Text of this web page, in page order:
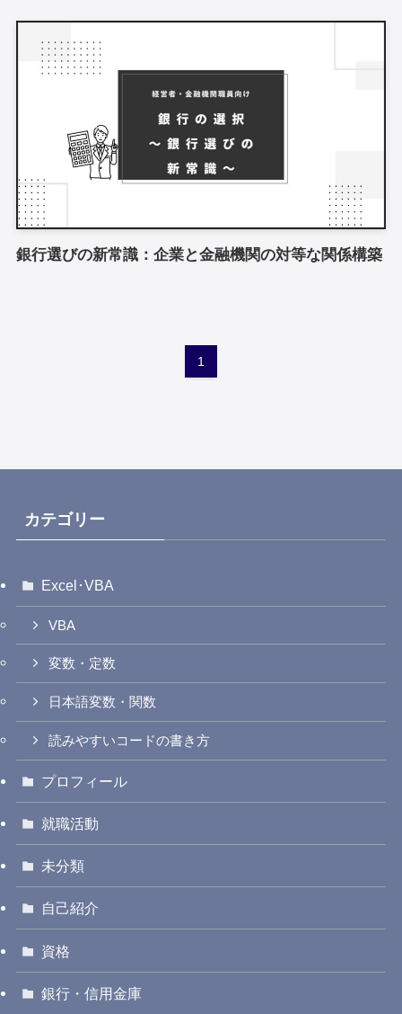
銀行選びの新常識：企業と金融機関の対等な関係構築
1
カテゴリー
Excel･VBA
VBA
変数・定数
日本語変数・関数
読みやすいコードの書き方
プロフィール
就職活動
未分類
自己紹介
資格
銀行・信用金庫